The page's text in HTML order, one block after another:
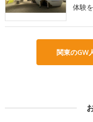
体験
関東のGW